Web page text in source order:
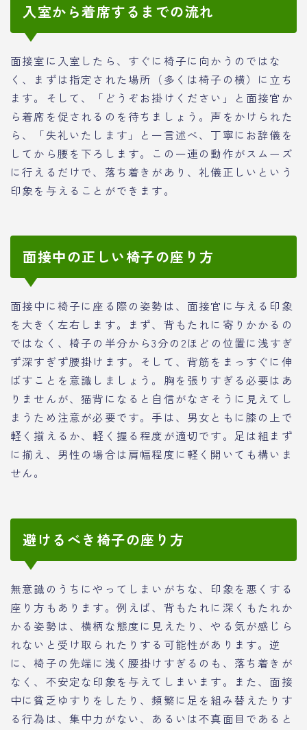
入室から着席するまでの流れ
面接室に入室したら、すぐに椅子に向かうのではな
く、まずは指定された場所（多くは椅子の横）に立ち
ます。そして、「どうぞお掛けください」と面接官か
ら着席を促されるのを待ちましょう。声をかけられた
ら、「失礼いたします」と一言述べ、丁寧にお辞儀を
してから腰を下ろします。この一連の動作がスムーズ
に行えるだけで、落ち着きがあり、礼儀正しいという
印象を与えることができます。
面接中の正しい椅子の座り方
面接中に椅子に座る際の姿勢は、面接官に与える印象
を大きく左右します。まず、背もたれに寄りかかるの
ではなく、椅子の半分から3分の2ほどの位置に浅すぎ
ず深すぎず腰掛けます。そして、背筋をまっすぐに伸
ばすことを意識しましょう。胸を張りすぎる必要はあ
りませんが、猫背になると自信がなさそうに見えてし
まうため注意が必要です。手は、男女ともに膝の上で
軽く揃えるか、軽く握る程度が適切です。足は組まず
に揃え、男性の場合は肩幅程度に軽く開いても構いま
せん。
避けるべき椅子の座り方
無意識のうちにやってしまいがちな、印象を悪くする
座り方もあります。例えば、背もたれに深くもたれか
かる姿勢は、横柄な態度に見えたり、やる気が感じら
れないと受け取られたりする可能性があります。逆
に、椅子の先端に浅く腰掛けすぎるのも、落ち着きが
なく、不安定な印象を与えてしまいます。また、面接
中に貧乏ゆすりをしたり、頻繁に足を組み替えたりす
る行為は、集中力がない、あるいは不真面目であると